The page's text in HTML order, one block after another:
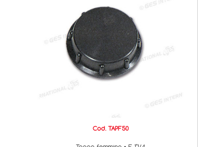
Cod. TAPF50